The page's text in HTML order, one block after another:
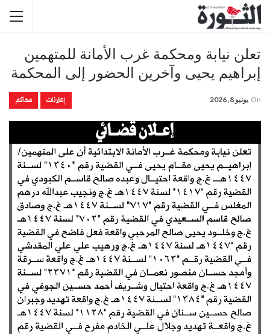
تعلن نيابة ومحكمة غرب الأمانة للمتهمين
إبراهيم يحيى وآخرين الحضور إلى المحكمة
إعلانات محاكم On يونيو 8, 2026